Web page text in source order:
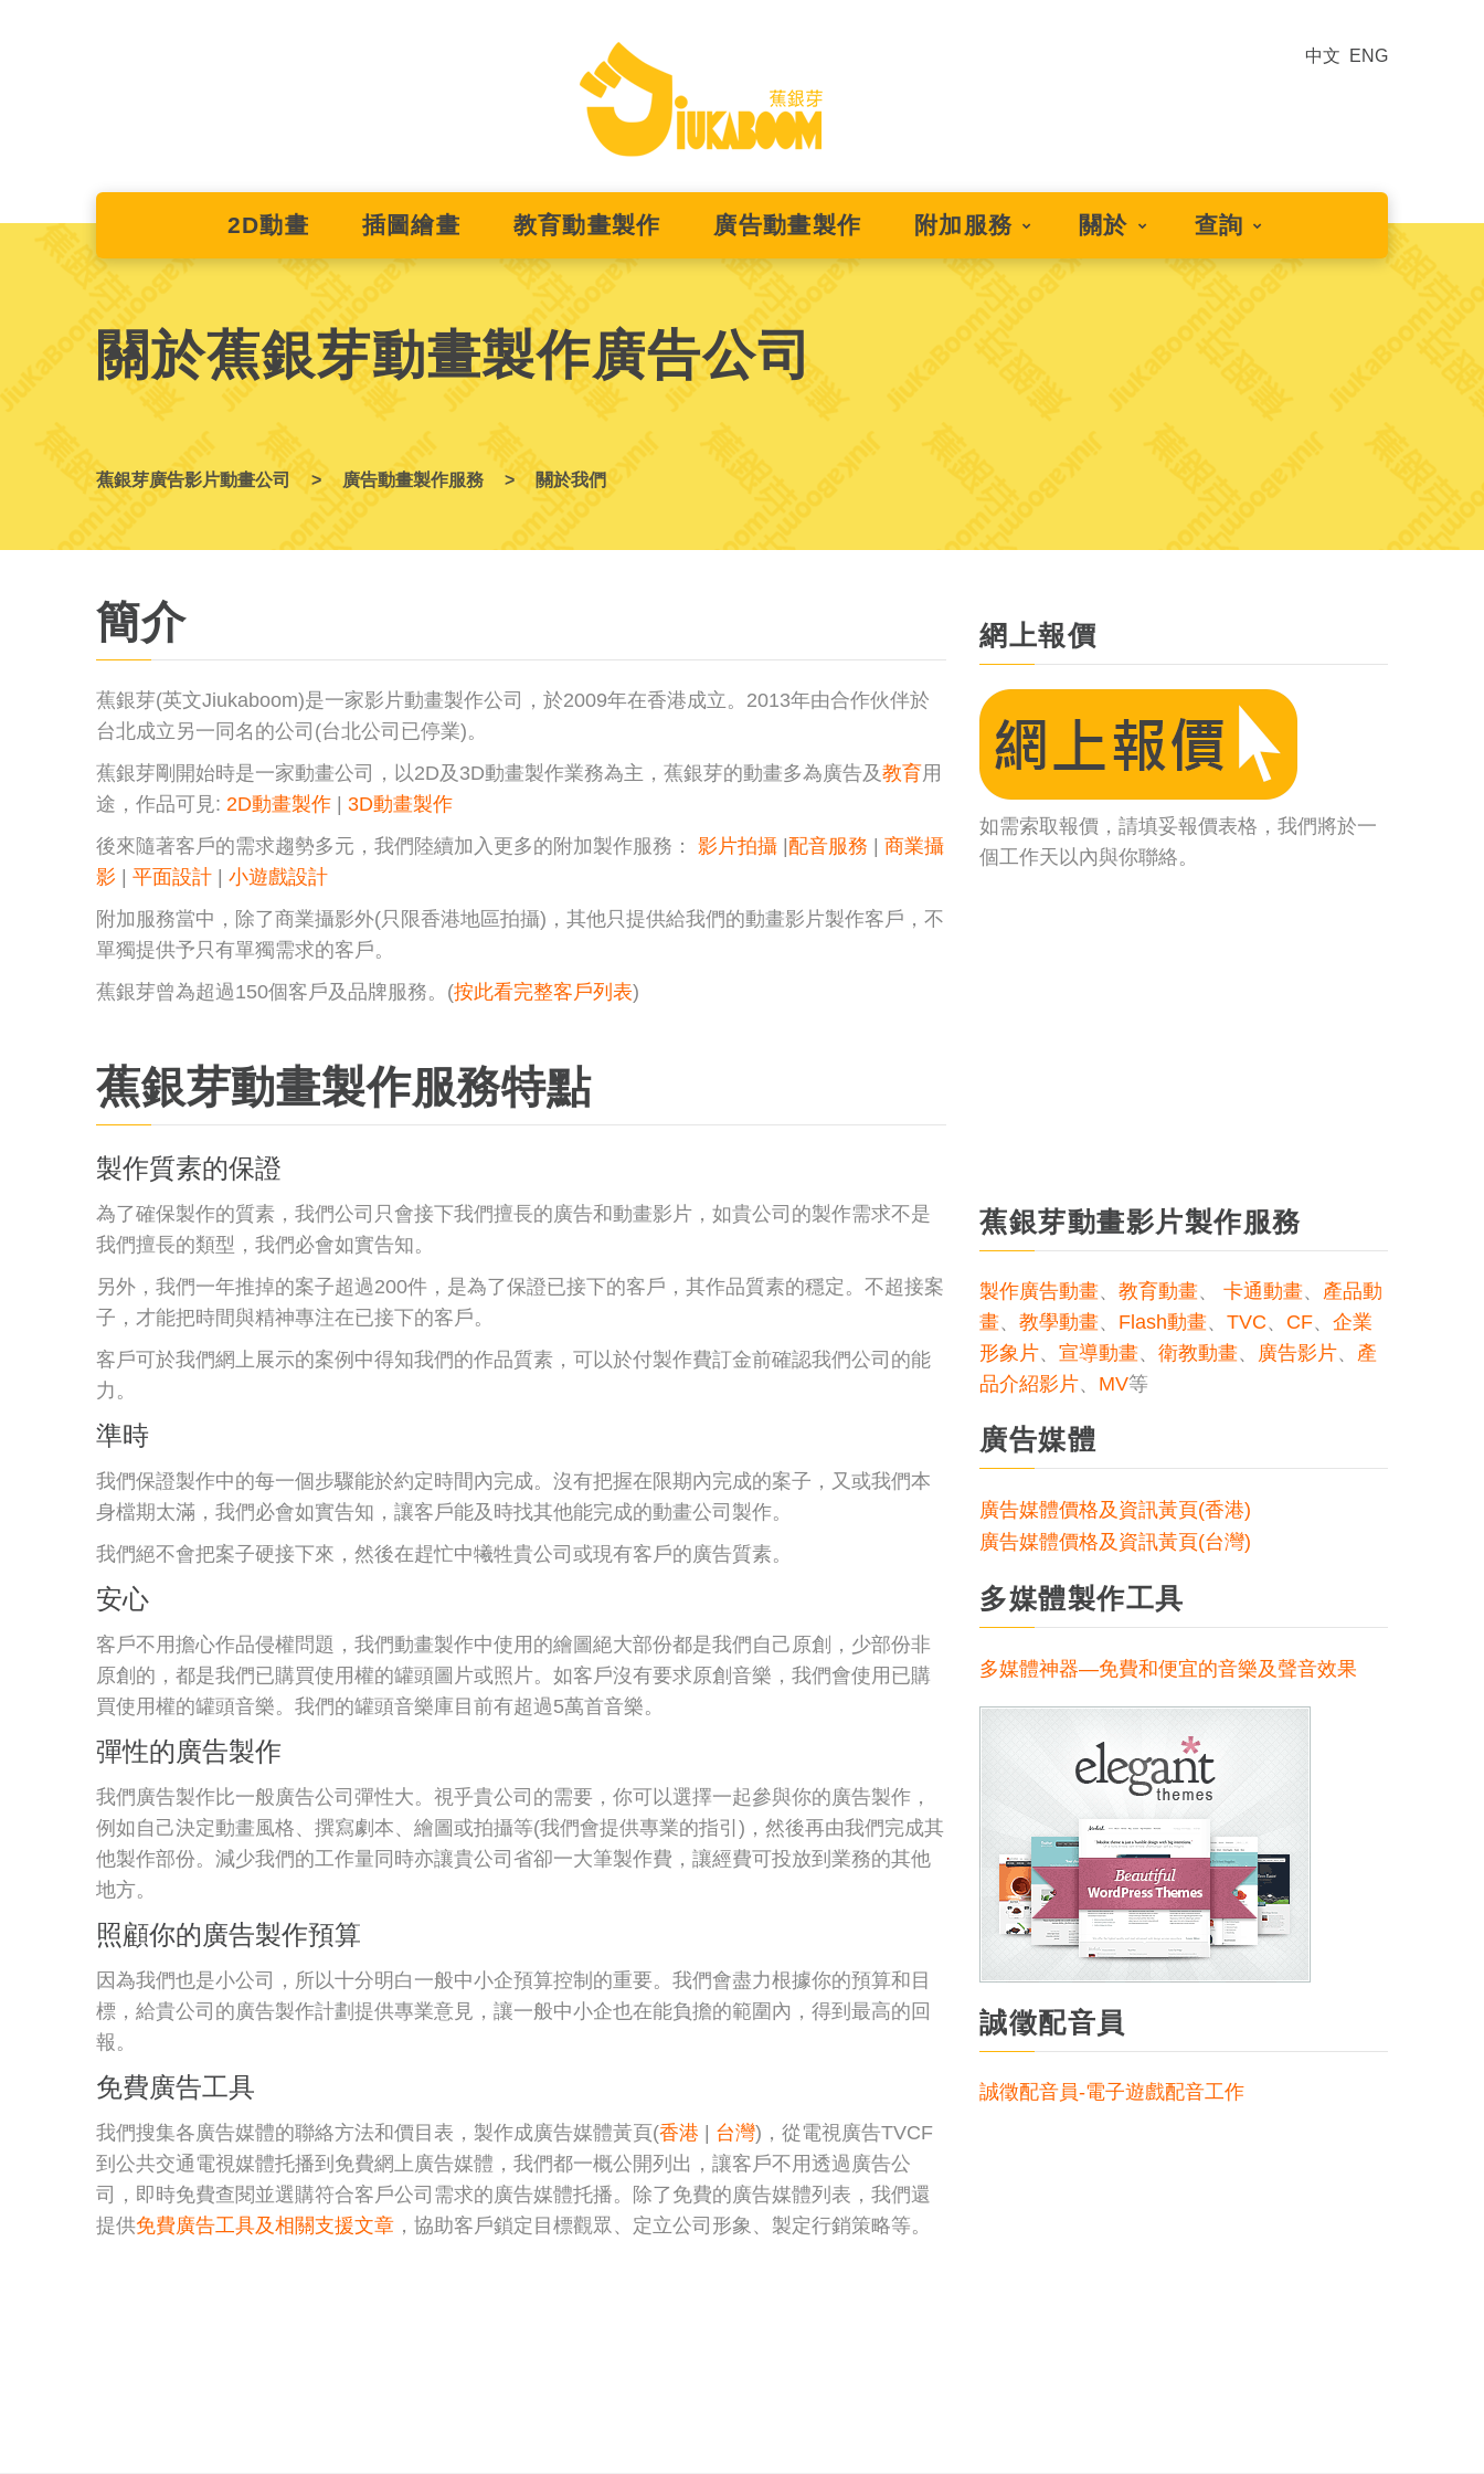
中文 ENG
2D動畫 插圖繪畫 教育動畫製作 廣告動畫製作 附加服務 關於 查詢
關於蕉銀芽動畫製作廣告公司
蕉銀芽廣告影片動畫公司 廣告動畫製作服務 關於我們
簡介
蕉銀芽(英文Jiukaboom)是一家影片動畫製作公司，於2009年在香港成立。2013年由合作伙伴於
台北成立另一同名的公司(台北公司已停業)。
蕉銀芽剛開始時是一家動畫公司，以2D及3D動畫製作業務為主，蕉銀芽的動畫多為廣告及教育用
途，作品可見:2D動畫製作 |3D動畫製作
後來隨著客戶的需求趨勢多元，我們陸續加入更多的附加製作服務：影片拍攝 配音服務 |商業攝
影 |平面設計 |小遊戲設計
附加服務當中，除了商業攝影外(只限香港地區拍攝)，其他只提供給我們的動畫影片製作客戶，不
單獨提供予只有單獨需求的客戶。
蕉銀芽曾為超過150個客戶及品牌服務。(按此看完整客戶列表)
蕉銀芽動畫製作服務特點
製作質素的保證
為了確保製作的質素，我們公司只會接下我們擅長的廣告和動畫影片，如貴公司的製作需求不是
我們擅長的類型，我們必會如實告知。
另外，我們一年推掉的案子超過200件，是為了保證已接下的客戶，其作品質素的穩定。不超接案
子，才能把時間與精神專注在已接下的客戶。
客戶可於我們網上展示的案例中得知我們的作品質素，可以於付製作費訂金前確認我們公司的能
力。
準時
我們保證製作中的每一個步驟能於約定時間內完成。沒有把握在限期內完成的案子，又或我們本
身檔期太滿，我們必會如實告知，讓客戶能及時找其他能完成的動畫公司製作。
我們絕不會把案子硬接下來，然後在趕忙中犧牲貴公司或現有客戶的廣告質素。
安心
客戶不用擔心作品侵權問題，我們動畫製作中使用的繪圖絕大部份都是我們自己原創，少部份非
原創的，都是我們已購買使用權的罐頭圖片或照片。如客戶沒有要求原創音樂，我們會使用已購
買使用權的罐頭音樂。我們的罐頭音樂庫目前有超過5萬首音樂。
彈性的廣告製作
我們廣告製作比一般廣告公司彈性大。視乎貴公司的需要，你可以選擇一起參與你的廣告製作，
例如自己決定動畫風格、撰寫劇本、繪圖或拍攝等(我們會提供專業的指引)，然後再由我們完成其
他製作部份。減少我們的工作量同時亦讓貴公司省卻一大筆製作費，讓經費可投放到業務的其他
地方。
照顧你的廣告製作預算
因為我們也是小公司，所以十分明白一般中小企預算控制的重要。我們會盡力根據你的預算和目
標，給貴公司的廣告製作計劃提供專業意見，讓一般中小企也在能負擔的範圍內，得到最高的回
報。
免費廣告工具
我們搜集各廣告媒體的聯絡方法和價目表，製作成廣告媒體黃頁(香港 台灣)，從電視廣告TVCF
到公共交通電視媒體托播到免費網上廣告媒體，我們都一概公開列出，讓客戶不用透過廣告公
司，即時免費查閱並選購符合客戶公司需求的廣告媒體托播。除了免費的廣告媒體列表，我們還
提供免費廣告工具及相關支援文章 ，協助客戶鎖定目標觀眾、定立公司形象、製定行銷策略等。
網上報價
如需索取報價，請填妥報價表格，我們將於一
個工作天以內與你聯絡。
蕉銀芽動畫影片製作服務
製作廣告動畫、教育動畫、卡通動畫、 產品動
畫、教學動畫、 Flash動畫、TVC、 CF、企業
形象片、宣導動畫、衛教動畫、 廣告影片、 產
品介紹影片、 MV等
廣告媒體
廣告媒體價格及資訊黃頁(香港)
廣告媒體價格及資訊黃頁(台灣)
多媒體製作工具
多媒體神器—免費和便宜的音樂及聲音效果
誠徵配音員
誠徵配音員-電子遊戲配音工作